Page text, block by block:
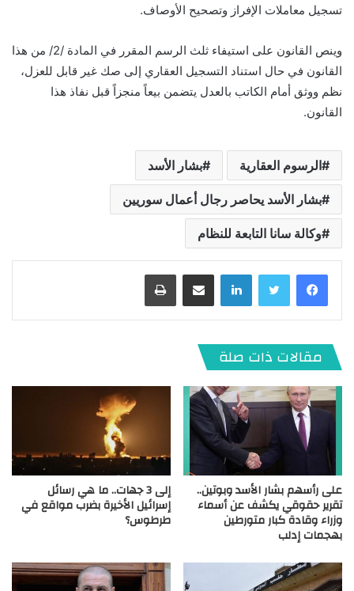
تسجيل معاملات الإفراز وتصحيح الأوصاف.
وينص القانون على استيفاء ثلث الرسم المقرر في المادة /2/ من هذا
القانون في حال استناد التسجيل العقاري إلى صك غير قابل للعزل،
نظم ووثق أمام الكاتب بالعدل يتضمن بيعاً منجزاً قبل نفاذ هذا
القانون.
الرسوم العقارية بشار الأسد
بشار الأسد يحاصر رجال أعمال سوريين
وكالة سانا التابعة للنظام
لينكدإن
مقالات ذات صلة
على رأسهم بشار الأسد وبوتين..
تقرير حقوقي يكشف عن أسماء
وزراء وقادة كبار متورطين
بهجمات إدلب
إلى 3 جهات.. ما هي رسائل
إسرائيل الأخيرة بضرب مواقع في
طرطوس؟